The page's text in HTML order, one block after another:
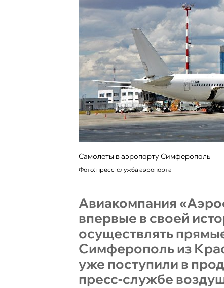
Самолеты в аэропорту Симферополь
Фото: пресс-служба аэропорта
Авиакомпания
впервые в своей
осуществлять
Симферополь из
уже поступили в
пресс-службе